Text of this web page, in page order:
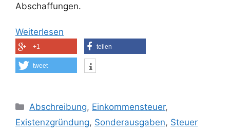
Abschaffungen.
Weiterlesen
+1 teilen
tweet
Kategorien
Abschreibung, Einkommensteuer,
Existenzgründung, Sonderausgaben, Steuer